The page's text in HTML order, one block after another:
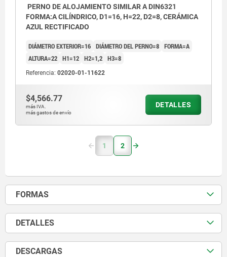
PERNO DE ALOJAMIENTO SIMILAR A DIN6321
FORMA:A CILÍNDRICO, D1=16, H=22, D2=8, CERÁMICA
AZUL RECTIFICADO
DIÁMETRO EXTERIOR=16 DIÁMETRO DEL PERNO=8 FORMA=A
ALTURA=22 H1=12 H2=1,2 H3=8
Referencia: 02020-01-11622
$4,566.77
más IVA.
más gastos de envío
DETALLES
1 2
FORMAS
DETALLES
DESCARGAS